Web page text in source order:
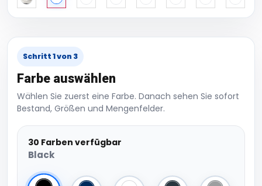
Schritt 1 von 3
Farbe auswählen
Wählen Sie zuerst eine Farbe. Danach sehen Sie sofort
Bestand, Größen und Mengenfelder.
30 Farben verfügbar
Black